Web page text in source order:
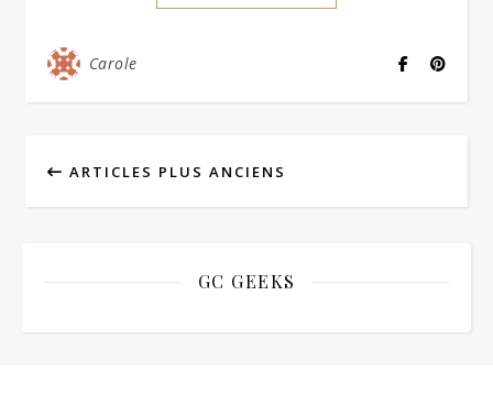
Carole
ARTICLES PLUS ANCIENS
GC GEEKS